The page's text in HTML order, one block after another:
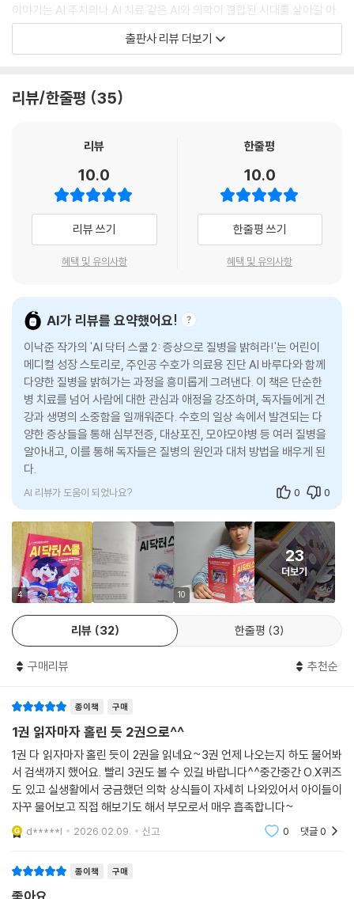
이야기는 AI 주치의나 AI 치료 같은 AI와 의학이 결합된 시대를 살아갈 아
이들의 관심을 불러일으킵니다. 기발한 SF 스토리 외에도 〈AI 닥터 스쿨〉
시리즈는 건강과 생명의 소중함까지 깨닫게 되는 감동적인 성장 스토리까
호대의 활약은 손에 땀이 날 정도로 긴장감을 더하며 독자들이 이야기 속
이 닥터 수호대를 만들고 우정을 쌓아 가며 성장하는 과정은 읽는 재미를
드라마 〈중증 외상 센터〉로 이름을 알린, 글 쓰는 의사이자
유튜브 크리에이터 이낙준이 만든 첫 번째 어린이책!
〈AI 닥터 스쿨〉 시리즈는 동명의 웹툰이자 웹소설 《A.I. 닥터》를 어린이 버
인후과 의사이자, 구독자 142만 명의 의학 채널 ‘닥터프렌즈’의 크리에이
터, 웹소설 작가, 방송인으로 활발하게 활동 중입니다. 친구와 이야기하듯
알기 쉽게 의학 정보를 전달한 유튜브 ‘닥터프렌즈’를 많은 사람들이 좋아
했듯이, 아이들이 의학과 생명에 관심을 갖고 큰 꿈을 키울 수 있기를 바라
는 마음에서 〈AI 닥터 스쿨〉 시리즈의 기획 및 감수를 맞아 현직 의사의 생
생한 경험과 정확한 의학 지식 그리고 제일 중요한 의사로서의 마음가짐
등을 전달하고자 하였습니다.
등장인물
류수호
새봄 초등학교 5학년에 재학 중인 남학생. 장래 희망은 의사. 아이큐 130
이 훌쩍 넘으며, 한 번 본 장면이나 읽은 내용은 절대 잊어버리지 않는 비상
한 기억력을 가지고 있다. 아빠가 소아 청소년과 의사라 어릴 때부터 자연
스럽게 인체와 질병에 관심이 많았던 데다, 어린 시절, 엄마의 죽음을 계기
로 반드시 의사가 되어 생명을 구하겠다는 의지가 크다. 엄마의 갑작스러
운 죽음 이후로 내성적인 성격이 되었으나 같은 반 친구 문다솜, 나해룡과
반강제적으로 ‘어린이 닥터 수호대’를 결성하고 같이 어울리면서 점점 마
음의 문을 열게 된다. AI 바루다와 의학 관련 대화를 나눌 때가 제일 즐겁
태화대 병원 의료진과 태화 전자가 공동으로 개발 중인 진단 목적 인공 지
능(AI)으로 차세대 의료용 AI 중에서 가장 주목받고 있다. 공개를 앞두고
알 수 없는 이유로 기계가 폭발하는 사고가 발생하며 기계의 핵심이 되는
칩이 우연히 옆을 지나가던 수호의 머리에 상처를 내며 24시간 수호와 함
께하게 되었다. 수호의 가능성을 알아보고 수호를 세계 최고의 의사로 키
우기로 결심한다
수호의 아빠. 태화대 병원 소아청소년과 전문의였었다. 인턴 시절 인기과
출판사 리뷰 더보기
리뷰/한줄평 35
리뷰
10.0
리뷰 쓰기
혜택 및 유의사항
한줄평
10.0
한줄평 쓰기
혜택 및 유의사항
AI가 리뷰를 요약했어요!
이낙준 작가의 'AI 닥터 스쿨 2: 증상으로 질병을 밝혀라!'는 어린이
메디컬 성장 스토리로, 주인공 수호가 의료용 진단 AI 바루다와 함께
다양한 질병을 밝혀가는 과정을 흥미롭게 그려낸다. 이 책은 단순한
병 치료를 넘어 사람에 대한 관심과 애정을 강조하며, 독자들에게 건
강과 생명의 소중함을 일깨워준다. 수호의 일상 속에서 발견되는 다
양한 증상들을 통해 심부전증, 대상포진, 모야모야병 등 여러 질병을
알아내고, 이를 통해 독자들은 질병의 원인과 대처 방법을 배우게 된
다.
AI 리뷰가 도움이 되었나요? 0 0
4 10
23
더보기
리뷰 32 한줄평 3
구매리뷰 추천순
종이책 구매
1권 읽자마자 홀린 듯 2권으로^^
1권 다 읽자마자 홀린 듯이 2권을 읽네요~3권 언제 나오는지 하도 물어봐
서 검색까지 했어요. 빨리 3권도 볼 수 있길 바랍니다^^중간중간 O.X퀴즈
도 있고 실생활에서 궁금했던 의학 상식들이 자세히 나와있어서 아이들이
자꾸 물어보고 직접 해보기도 해서 부모로서 매우 흡족합니다~
d*****l 2026.02.09. 신고 0 댓글0
종이책 구매